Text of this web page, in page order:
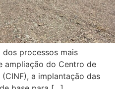
processos mais
ampliação do Centro de
a implantação das